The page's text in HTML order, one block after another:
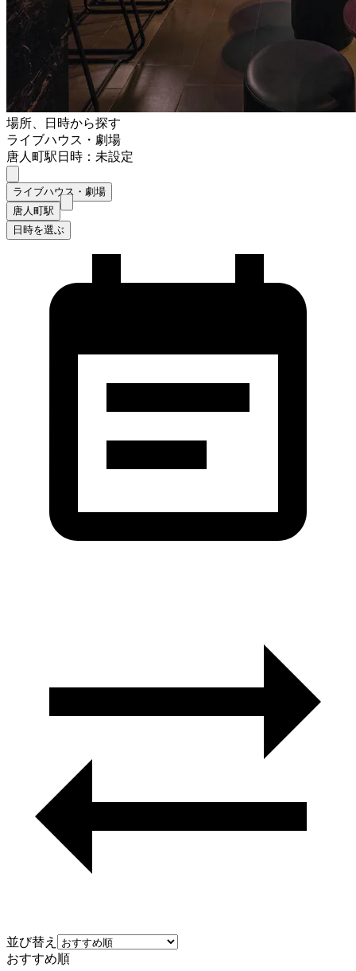
場所、日時から探す
ライブハウス・劇場
唐人町駅日時：未設定
ライブハウス・劇場
唐人町駅
日時を選ぶ
並び替え
おすすめ順